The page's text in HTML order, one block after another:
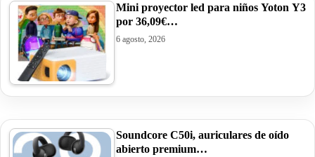
Mini proyector led para niños Yoton Y3
por 36,09€…
6 agosto, 2026
Soundcore C50i, auriculares de oído
abierto premium…